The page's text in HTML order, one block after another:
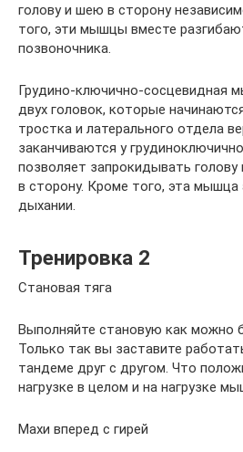
голову и шею в сторону
того, эти мышцы вместе
позвоночника.
Грудино-ключично-сосцевидная
двух головок, которые
тростка и латерального отдела
заканчиваются у
позволяет запрокидывать голову
в сторону. Кроме того, эта мышца
дыхании.
Тренировка 2
Становая тяга
Выполняйте становую как можно
Только так вы заставите
тандеме друг с другом. Что
нагрузке в целом и на нагрузке
Махи вперед с гирей